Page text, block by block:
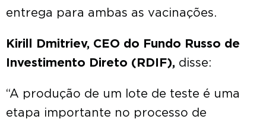
entrega para ambas as vacinações.
Kirill Dmitriev, CEO do Fundo Russo de
Investimento Direto (RDIF), disse:
“A produção de um lote de teste é uma
etapa importante no processo de